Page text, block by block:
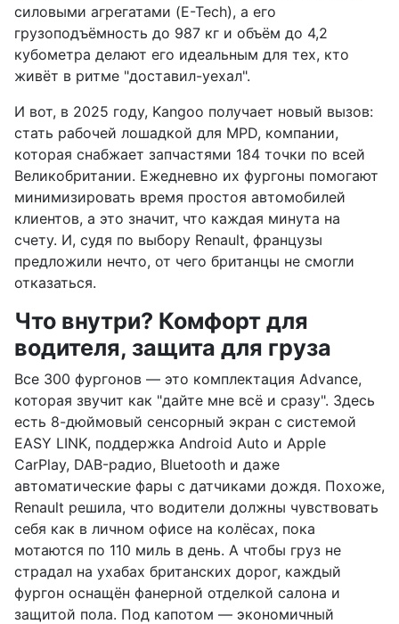
силовыми агрегатами (E-Tech), а его
грузоподъёмность до 987 кг и объём до 4,2
кубометра делают его идеальным для тех, кто
живёт в ритме "доставил-уехал".
И вот, в 2025 году, Kangoo получает новый вызов:
стать рабочей лошадкой для MPD, компании,
которая снабжает запчастями 184 точки по всей
Великобритании. Ежедневно их фургоны помогают
минимизировать время простоя автомобилей
клиентов, а это значит, что каждая минута на
счету. И, судя по выбору Renault, французы
предложили нечто, от чего британцы не смогли
отказаться.
Что внутри? Комфорт для
водителя, защита для груза
Все 300 фургонов — это комплектация Advance,
которая звучит как "дайте мне всё и сразу". Здесь
есть 8-дюймовый сенсорный экран с системой
EASY LINK, поддержка Android Auto и Apple
CarPlay, DAB-радио, Bluetooth и даже
автоматические фары с датчиками дождя. Похоже,
Renault решила, что водители должны чувствовать
себя как в личном офисе на колёсах, пока
мотаются по 110 миль в день. А чтобы груз не
страдал на ухабах британских дорог, каждый
фургон оснащён фанерной отделкой салона и
защитой пола. Под капотом — экономичный